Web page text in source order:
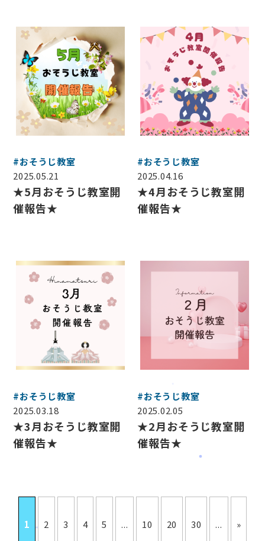
#おそうじ教室
2025.05.21
★5月おそうじ教室開
催報告★
#おそうじ教室
2025.04.16
★4月おそうじ教室開
催報告★
#おそうじ教室
2025.03.18
★3月おそうじ教室開
催報告★
#おそうじ教室
2025.02.05
★2月おそうじ教室開
催報告★
1 2 3 4 5 ... 10 20 30 ... »